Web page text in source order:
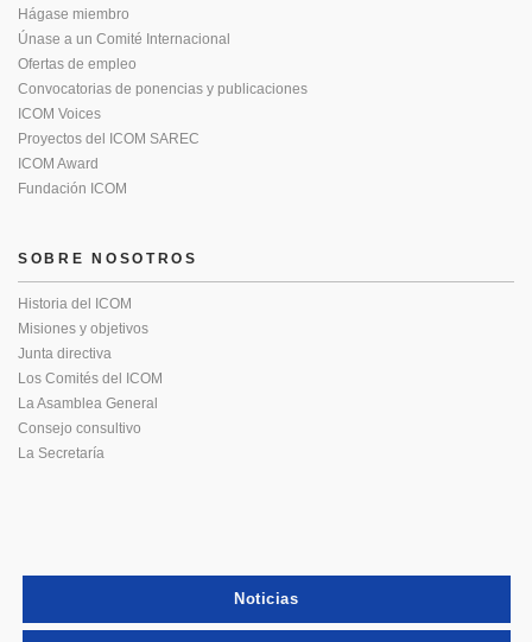
Hágase miembro
Únase a un Comité Internacional
Ofertas de empleo
Convocatorias de ponencias y publicaciones
ICOM Voices
Proyectos del ICOM SAREC
ICOM Award
Fundación ICOM
SOBRE NOSOTROS
Historia del ICOM
Misiones y objetivos
Junta directiva
Los Comités del ICOM
La Asamblea General
Consejo consultivo
La Secretaría
Noticias